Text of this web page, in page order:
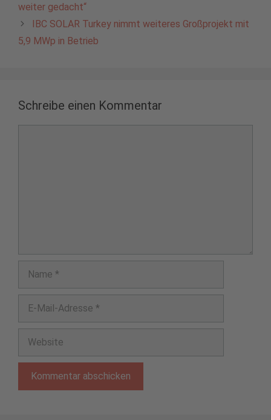
weiter gedacht“
IBC SOLAR Turkey nimmt weiteres Großprojekt mit
5,9 MWp in Betrieb
Schreibe einen Kommentar
Mail-
Adresse